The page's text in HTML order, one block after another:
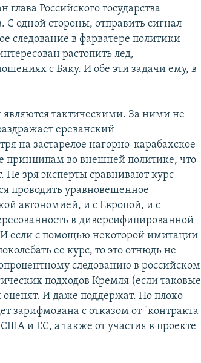
Российского государства
С одной стороны, отправить сигнал
следование в фарватере политики
растопить лед,
с Баку. И обе эти задачи ему, в
являются тактическими. За ними не
ереванский
на застарелое нагорно-карабахское
принципам во внешней политике, что
Не зря эксперты сравнивают курс
проводить уравновешенное
автономией, и с Европой, и с
в диверсифицированной
И если с помощью некоторой имитации
ее курс, то это отнюдь не
следованию в российском
подходов Кремля (если таковые
И даже поддержат. Но плохо
зарифмована с отказом от "контракта
и ЕС, а также от участия в проекте